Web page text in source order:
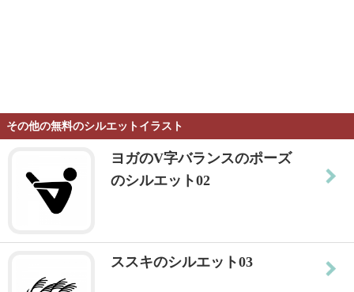
その他の無料のシルエットイラスト
ヨガのV字バランスのポーズ
のシルエット02
ススキのシルエット03